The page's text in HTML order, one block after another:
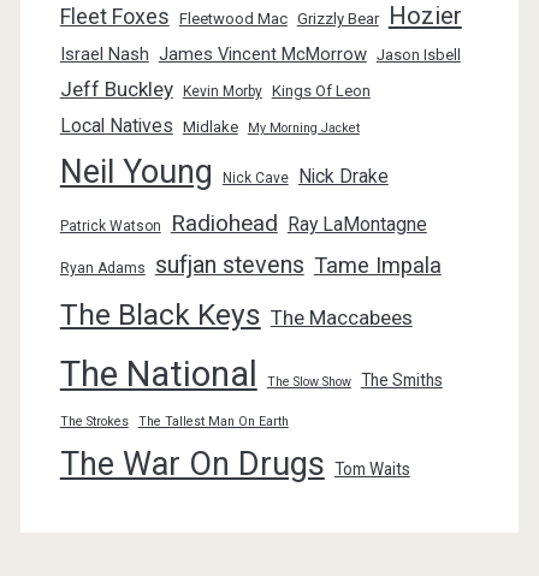
Fleet Foxes Fleetwood Mac Grizzly Bear Hozier
Israel Nash James Vincent McMorrow Jason Isbell
Jeff Buckley Kevin Morby Kings Of Leon
Local Natives Midlake My Morning Jacket
Neil Young Nick Cave Nick Drake
Patrick Watson Radiohead Ray LaMontagne
Ryan Adams sufjan stevens Tame Impala
The Black Keys The Maccabees
The National The Slow Show The Smiths
The Strokes The Tallest Man On Earth
The War On Drugs Tom Waits